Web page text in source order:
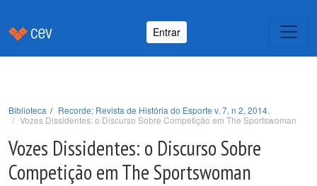
Entrar
Biblioteca
Recorde: Revista de História do Esporte v. 7, n 2, 2014.
Vozes Dissidentes: o Discurso Sobre Competição em The Sportswoman
Vozes Dissidentes: o Discurso Sobre
Competição em The Sportswoman